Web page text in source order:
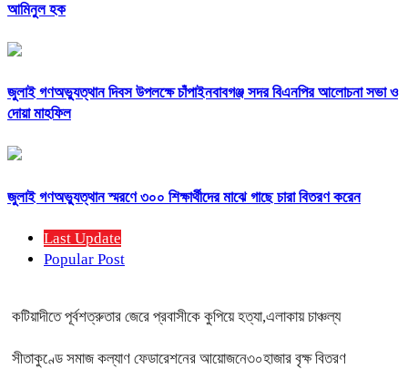
আমিনুল হক
জুলাই গণঅভ্যুত্থান দিবস উপলক্ষে চাঁপাইনবাবগঞ্জ সদর বিএনপির আলোচনা সভা ও
দোয়া মাহফিল
জুলাই গণঅভ্যুত্থান স্মরণে ৩০০ শিক্ষার্থীদের মাঝে গাছে চারা বিতরণ করেন
Last Update
Popular Post
কটিয়াদীতে পূর্বশত্রুতার জেরে প্রবাসীকে কুপিয়ে হত্যা,এলাকায় চাঞ্চল্য
সীতাকুণ্ডে সমাজ কল্যাণ ফেডারেশনের আয়োজনে৩০হাজার বৃক্ষ বিতরণ